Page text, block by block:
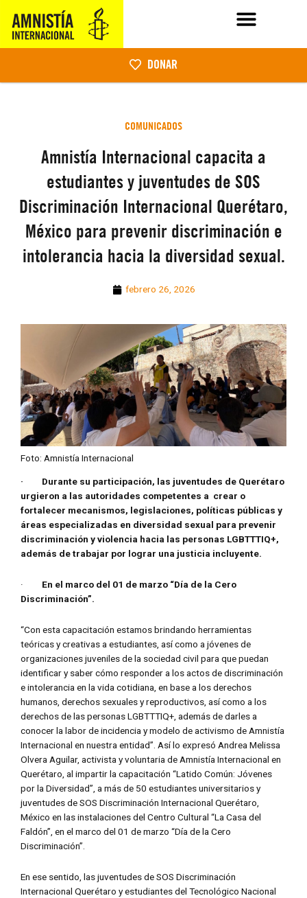
DONAR
COMUNICADOS
Amnistía Internacional capacita a
estudiantes y juventudes de SOS
Discriminación Internacional Querétaro,
México para prevenir discriminación e
intolerancia hacia la diversidad sexual.
febrero 26, 2026
Foto: Amnistía Internacional
· Durante su participación, las juventudes de Querétaro
urgieron a las autoridades competentes a crear o
fortalecer mecanismos, legislaciones, políticas públicas y
áreas especializadas en diversidad sexual para prevenir
discriminación y violencia hacia las personas LGBTTTIQ+,
además de trabajar por lograr una justicia incluyente.
· En el marco del 01 de marzo “Día de la Cero
Discriminación”.
“Con esta capacitación estamos brindando herramientas
teóricas y creativas a estudiantes, así como a jóvenes de
organizaciones juveniles de la sociedad civil para que puedan
identificar y saber cómo responder a los actos de discriminación
e intolerancia en la vida cotidiana, en base a los derechos
humanos, derechos sexuales y reproductivos, así como a los
derechos de las personas LGBTTTIQ+, además de darles a
conocer la labor de incidencia y modelo de activismo de Amnistía
Internacional en nuestra entidad”. Así lo expresó Andrea Melissa
Olvera Aguilar, activista y voluntaria de Amnistía Internacional en
Querétaro, al impartir la capacitación “Latido Común: Jóvenes
por la Diversidad”, a más de 50 estudiantes universitarios y
juventudes de SOS Discriminación Internacional Querétaro,
México en las instalaciones del Centro Cultural “La Casa del
Faldón”, en el marco del 01 de marzo “Día de la Cero
Discriminación”.
En ese sentido, las juventudes de SOS Discriminación
Internacional Querétaro y estudiantes del Tecnológico Nacional